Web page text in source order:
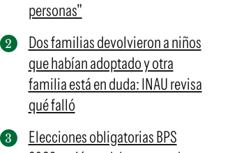
Suscribite x US$ 3,45
personas"
Dos familias devolvieron a niños
que habían adoptado y otra
familia está en duda: INAU revisa
qué falló
Elecciones obligatorias BPS